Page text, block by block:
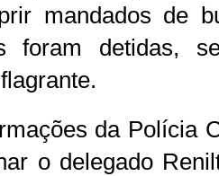
mandados de
foram detidas,
da Polícia
o delegado